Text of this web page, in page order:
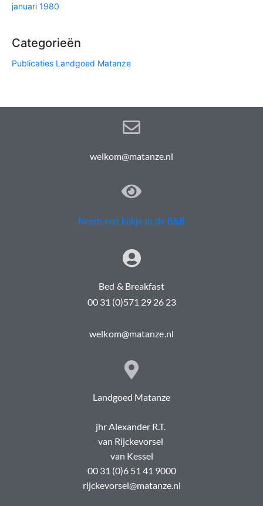
januari 1980
Categorieën
Publicaties Landgoed Matanze
welkom@matanze.nl
Neem een kijkje in de B&B
Bed & Breakfast
00 31 (0)571 29 26 23
welkom@matanze.nl
Landgoed Matanze
jhr Alexander R.T.
van Rijckevorsel
van Kessel
00 31 (0)6 51 41 9000
rijckevorsel@matanze.nl